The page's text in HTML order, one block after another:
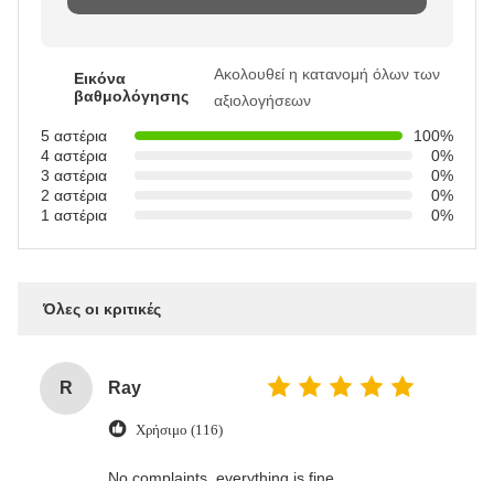
Εικόνα
βαθμολόγησης
Ακολουθεί η κατανομή όλων των
αξιολογήσεων
5 αστέρια
100%
4 αστέρια
0%
3 αστέρια
0%
2 αστέρια
0%
1 αστέρια
0%
Όλες οι κριτικές
R Ray
Χρήσιμο (116)
No complaints, everything is fine.